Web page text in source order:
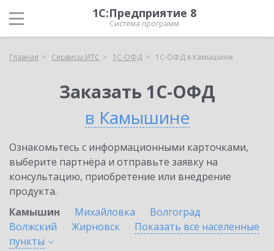
1С:Предприятие 8
Система программ
Главная Сервисы ИТС 1С-ОФД 1С-ОФД в Камышине
Заказать 1С-ОФД
в Камышине
Ознакомьтесь с информационными карточками,
выберите партнёра и отправьте заявку на
консультацию, приобретение или внедрение
продукта.
Камышин
Михайловка
Волгоград
Волжский
Жирновск
Показать все населенные
пункты